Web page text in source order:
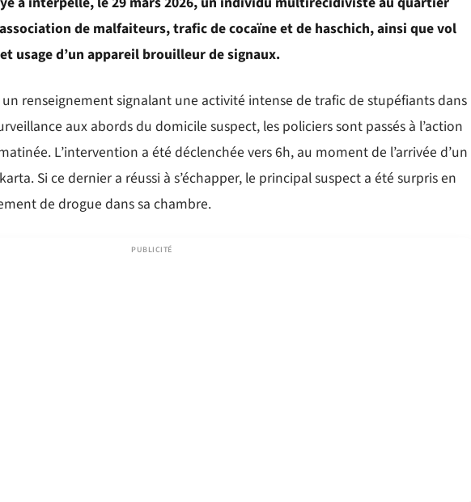
de malfaiteurs, trafic de cocaïne et de haschich, ainsi que vol
usage d’un appareil brouilleur de signaux.
renseignement signalant une activité intense de trafic de stupéfiants dans
aux abords du domicile suspect, les policiers sont passés à l’action
L’intervention a été déclenchée vers 6h, au moment de l’arrivée d’un
Si ce dernier a réussi à s’échapper, le principal suspect a été surpris en
de drogue dans sa chambre.